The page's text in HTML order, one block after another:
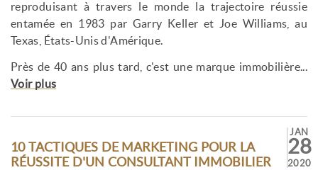
reproduisant à travers le monde la trajectoire réussie
entamée en 1983 par Garry Keller et Joe Williams, au
Texas, États-Unis d'Amérique.
Près de 40 ans plus tard, c'est une marque immobilière...
Voir plus
10 TACTIQUES DE MARKETING POUR LA
RÉUSSITE D'UN CONSULTANT IMMOBILIER
JAN
28
2020